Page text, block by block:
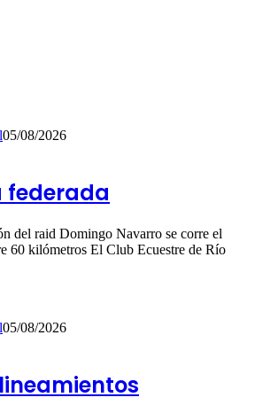
05/08/2026
federada
del raid Domingo Navarro se corre el
60 kilómetros El Club Ecuestre de Río
05/08/2026